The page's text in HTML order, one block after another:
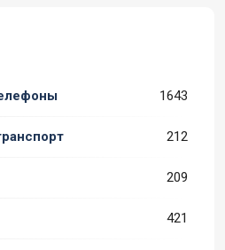
1643
212
209
421